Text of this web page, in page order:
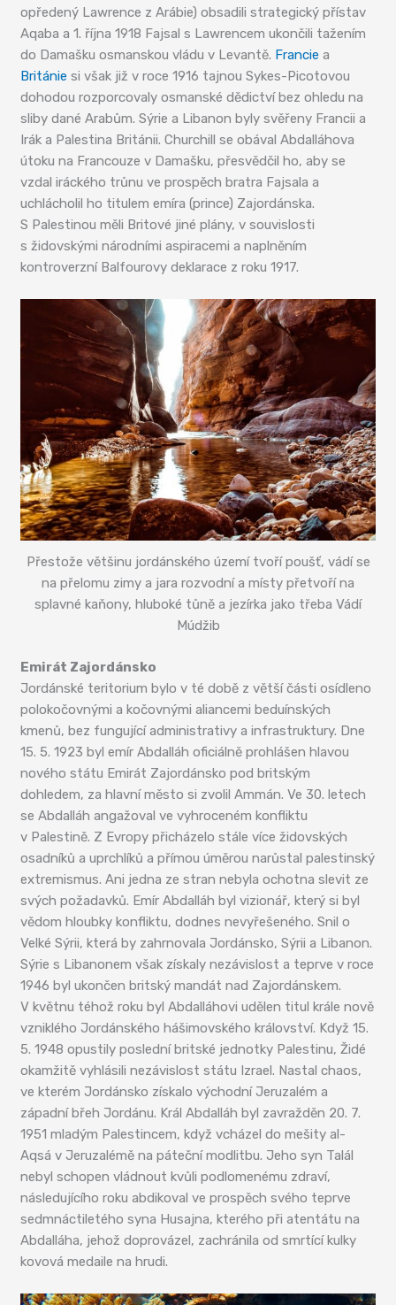
opředený Lawrence z Arábie) obsadili strategický přístav
Aqaba a 1. října 1918 Fajsal s Lawrencem ukončili tažením
do Damašku osmanskou vládu v Levantě. Francie a
Británie si však již v roce 1916 tajnou Sykes-Picotovou
dohodou rozporcovaly osmanské dědictví bez ohledu na
sliby dané Arabům. Sýrie a Libanon byly svěřeny Francii a
Irák a Palestina Británii. Churchill se obával Abdalláhova
útoku na Francouze v Damašku, přesvědčil ho, aby se
vzdal iráckého trůnu ve prospěch bratra Fajsala a
uchlácholil ho titulem emíra (prince) Zajordánska.
S Palestinou měli Britové jiné plány, v souvislosti
s židovskými národními aspiracemi a naplněním
kontroverzní Balfourovy deklarace z roku 1917.
Přestože většinu jordánského území tvoří poušť, vádí se
na přelomu zimy a jara rozvodní a místy přetvoří na
splavné kaňony, hluboké tůně a jezírka jako třeba Vádí
Múdžib
Emirát Zajordánsko
Jordánské teritorium bylo v té době z větší části osídleno
polokočovnými a kočovnými aliancemi beduínských
kmenů, bez fungující administrativy a infrastruktury. Dne
15. 5. 1923 byl emír Abdalláh oficiálně prohlášen hlavou
nového státu Emirát Zajordánsko pod britským
dohledem, za hlavní město si zvolil Ammán. Ve 30. letech
se Abdalláh angažoval ve vyhroceném konfliktu
v Palestině. Z Evropy přicházelo stále více židovských
osadníků a uprchlíků a přímou úměrou narůstal palestinský
extremismus. Ani jedna ze stran nebyla ochotna slevit ze
svých požadavků. Emír Abdalláh byl vizionář, který si byl
vědom hloubky konfliktu, dodnes nevyřešeného. Snil o
Velké Sýrii, která by zahrnovala Jordánsko, Sýrii a Libanon.
Sýrie s Libanonem však získaly nezávislost a teprve v roce
1946 byl ukončen britský mandát nad Zajordánskem.
V květnu téhož roku byl Abdalláhovi udělen titul krále nově
vzniklého Jordánského hášimovského království. Když 15.
5. 1948 opustily poslední britské jednotky Palestinu, Židé
okamžitě vyhlásili nezávislost státu Izrael. Nastal chaos,
ve kterém Jordánsko získalo východní Jeruzalém a
západní břeh Jordánu. Král Abdalláh byl zavražděn 20. 7.
1951 mladým Palestincem, když vcházel do mešity al-
Aqsá v Jeruzalémě na páteční modlitbu. Jeho syn Talál
nebyl schopen vládnout kvůli podlomenému zdraví,
následujícího roku abdikoval ve prospěch svého teprve
sedmnáctiletého syna Husajna, kterého při atentátu na
Abdalláha, jehož doprovázel, zachránila od smrtící kulky
kovová medaile na hrudi.